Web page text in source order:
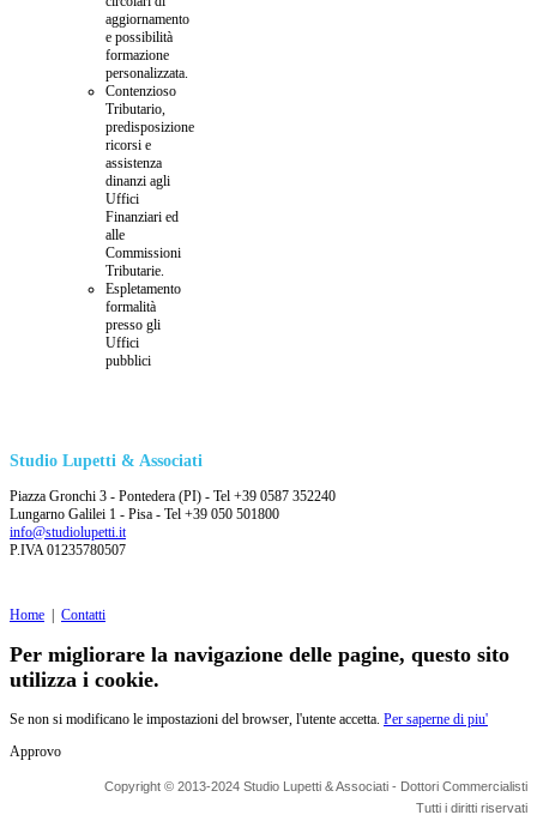
aggiornamento
e possibilità
formazione
personalizzata.
Contenzioso
Tributario,
predisposizione
ricorsi e
assistenza
dinanzi agli
Uffici
Finanziari ed
alle
Commissioni
Tributarie.
Espletamento
formalità
presso gli
Uffici
pubblici
Studio Lupetti & Associati
Piazza Gronchi 3 - Pontedera (PI) - Tel +39 0587 352240
Lungarno Galilei 1 - Pisa - Tel +39 050 501800
info@studiolupetti.it
P.IVA 01235780507
Home | Contatti
Per migliorare la navigazione delle pagine, questo sito
utilizza i cookie.
Se non si modificano le impostazioni del browser, l'utente accetta. Per saperne di piu'
Approvo
Copyright © 2013-2024 Studio Lupetti & Associati - Dottori Commercialisti
Tutti i diritti riservati